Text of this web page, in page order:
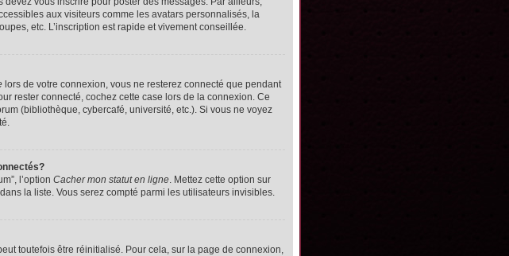
aux visiteurs comme les avatars personnalisés, la
etc. L’inscription est rapide et vivement conseillée.
lors de votre connexion, vous ne resterez connecté que pendant
rester connecté, cochez cette case lors de la connexion. Ce
(bibliothèque, cybercafé, université, etc.). Si vous ne voyez
l’option Cacher mon statut en ligne. Mettez cette option sur
la liste. Vous serez compté parmi les utilisateurs invisibles.
toutefois être réinitialisé. Pour cela, sur la page de connexion,